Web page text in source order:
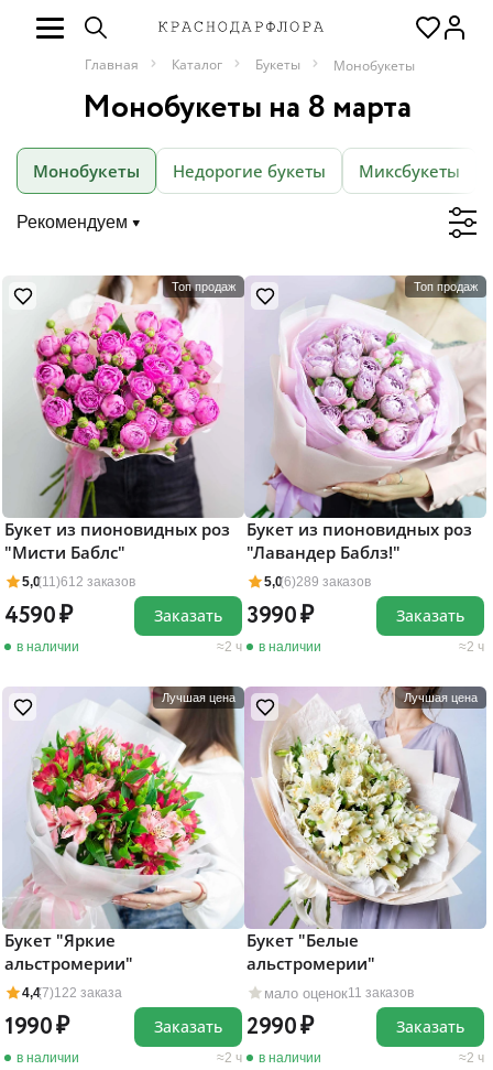
Главная Каталог Букеты Монобукеты
Монобукеты на 8 марта
Монобукеты Недорогие букеты Миксбукеты
Рекомендуем
Топ продаж
5,0(11)612 заказов
Букет из пионовидных роз
"Мисти Баблс"
4590
в наличии 2 ч
Заказать
Топ продаж
5,0(6)289 заказов
Букет из пионовидных роз
"Лавандер Баблз!"
3990
в наличии 2 ч
Заказать
Лучшая цена
4,4(7)122 заказа
Букет "Яркие
альстромерии"
1990
в наличии 2 ч
Заказать
Лучшая цена
мало оценок11 заказов
Букет "Белые
альстромерии"
2990
в наличии 2 ч
Заказать